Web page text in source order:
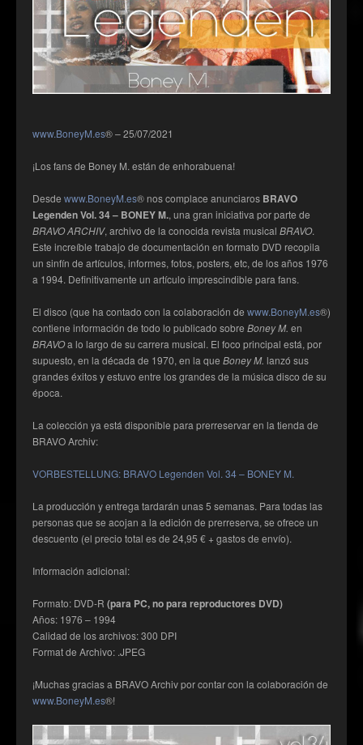
www.BoneyM.es® – 25/07/2021
¡Los fans de Boney M. están de enhorabuena!
Desde www.BoneyM.es® nos complace anunciaros BRAVO
Legenden Vol. 34 – BONEY M., una gran iniciativa por parte de
BRAVO ARCHIV, archivo de la conocida revista musical BRAVO.
Este increíble trabajo de documentación en formato DVD recopila
un sinfín de artículos, informes, fotos, posters, etc, de los años 1976
a 1994. Definitivamente un artículo imprescindible para fans.
El disco (que ha contado con la colaboración de www.BoneyM.es®)
contiene información de todo lo publicado sobre Boney M. en
BRAVOa lo largo de su carrera musical. El foco principal está, por
supuesto, en la década de 1970, en la que Boney M. lanzó sus
grandes éxitos y estuvo entre los grandes de la música disco de su
época.
La colección ya está disponible para prerreservar en la tienda de
BRAVO Archiv:
VORBESTELLUNG: BRAVO Legenden Vol. 34 – BONEY M.
La producción y entrega tardarán unas 5 semanas. Para todas las
personas que se acojan a la edición de prerreserva, se ofrece un
descuento (el precio total es de 24,95 € + gastos de envío).
Información adicional:
Formato: DVD-R (para PC, no para reproductores DVD)
Años: 1976 – 1994
Calidad de los archivos: 300 DPI
Format de Archivo: .JPEG
¡Muchas gracias a BRAVO Archiv por contar con la colaboración de
www.BoneyM.es®!